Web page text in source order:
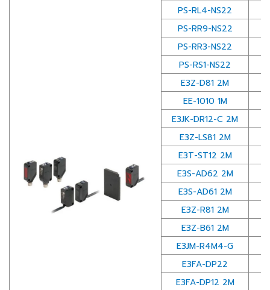
PS-RL4-NS22
PS-RR9-NS22
PS-RR3-NS22
PS-RS1-NS22
E3Z-D81 2M
EE-1010 1M
E3JK-DR12-C 2M
E3Z-LS81 2M
E3T-ST12 2M
E3S-AD62 2M
E3S-AD61 2M
E3Z-R81 2M
E3Z-B61 2M
E3JM-R4M4-G
E3FA-DP22
E3FA-DP12 2M